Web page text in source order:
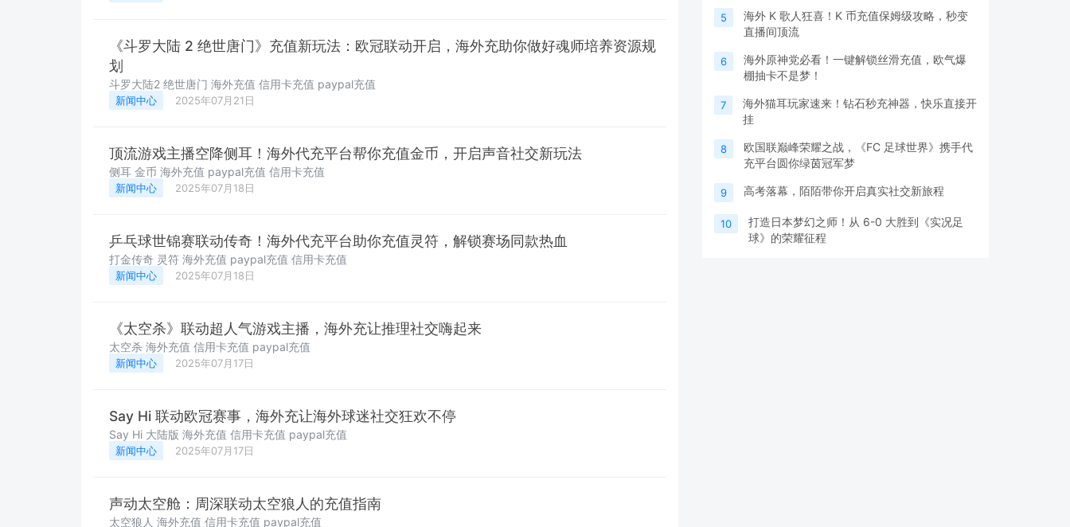
《斗罗大陆 2 绝世唐门》充值新玩法：欧冠联动开启，海外充助你做好魂师培养资源规
划
斗罗大陆2 绝世唐门 海外充值 信用卡充值 paypal充值
新闻中心 2025年07月21日
顶流游戏主播空降侧耳！海外代充平台帮你充值金币，开启声音社交新玩法
侧耳 金币 海外充值 paypal充值 信用卡充值
新闻中心 2025年07月18日
乒乓球世锦赛联动传奇！海外代充平台助你充值灵符，解锁赛场同款热血
打金传奇 灵符 海外充值 paypal充值 信用卡充值
新闻中心 2025年07月18日
《太空杀》联动超人气游戏主播，海外充让推理社交嗨起来
太空杀 海外充值 信用卡充值 paypal充值
新闻中心 2025年07月17日
Say Hi 联动欧冠赛事，海外充让海外球迷社交狂欢不停
Say Hi 大陆版 海外充值 信用卡充值 paypal充值
新闻中心 2025年07月17日
声动太空舱：周深联动太空狼人的充值指南
太空狼人 海外充值 信用卡充值 paypal充值
5
海外 K 歌人狂喜！K 币充值保姆级攻略，秒变
直播间顶流
6
海外原神党必看！一键解锁丝滑充值，欧气爆
棚抽卡不是梦！
7
海外猫耳玩家速来！钻石秒充神器，快乐直接开
挂
8
欧国联巅峰荣耀之战，《FC 足球世界》携手代
充平台圆你绿茵冠军梦
9 高考落幕，陌陌带你开启真实社交新旅程
10
打造日本梦幻之师！从 6-0 大胜到《实况足
球》的荣耀征程